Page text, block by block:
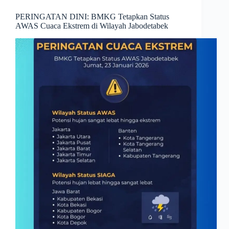
PERINGATAN DINI: BMKG Tetapkan Status
AWAS Cuaca Ekstrem di Wilayah Jabodetabek